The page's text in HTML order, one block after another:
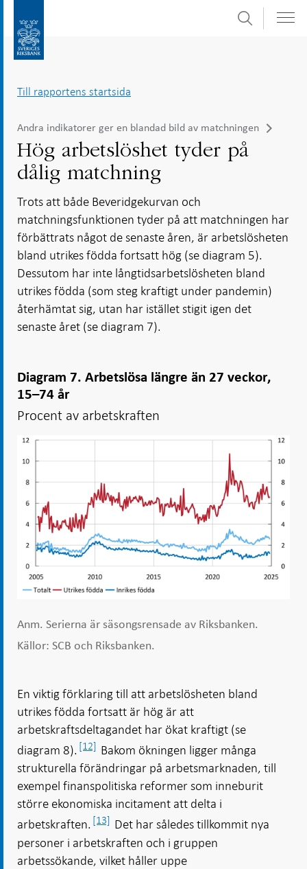
direkt
undersidor
Sök
Till rapportens startsida
Andra indikatorer ger en blandad bild av matchningen
Hög arbetslöshet tyder på
dålig matchning
Trots att både Beveridgekurvan och
matchningsfunktionen tyder på att matchningen har
förbättrats något de senaste åren, är arbetslösheten
bland utrikes födda fortsatt hög (se diagram 5).
Dessutom har inte långtidsarbetslösheten bland
utrikes födda (som steg kraftigt under pandemin)
återhämtat sig, utan har istället stigit igen det
senaste året (se diagram 7).
Diagram 7. Arbetslösa längre än 27 veckor,
15–74 år
Procent av arbetskraften
Anm. Serierna är säsongsrensade av Riksbanken.
Källor: SCB och Riksbanken.
En viktig förklaring till att arbetslösheten bland
utrikes födda fortsatt är hög är att
arbetskraftsdeltagandet har ökat kraftigt (se
diagram 8). [12] Bakom ökningen ligger många
strukturella förändringar på arbetsmarknaden, till
exempel finanspolitiska reformer som inneburit
större ekonomiska incitament att delta i
arbetskraften. [13] Det har således tillkommit nya
personer i arbetskraften och i gruppen
arbetssökande, vilket håller uppe